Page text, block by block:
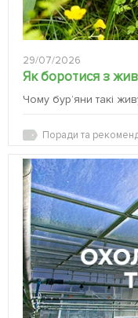
29/07/2026
Як боротися з
Чому бур’яни такі
Поради та